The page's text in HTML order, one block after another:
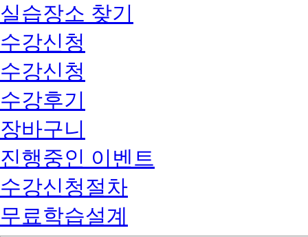
실습장소 찾기
수강신청
수강신청
수강후기
장바구니
진행중인 이벤트
수강신청절차
무료학습설계